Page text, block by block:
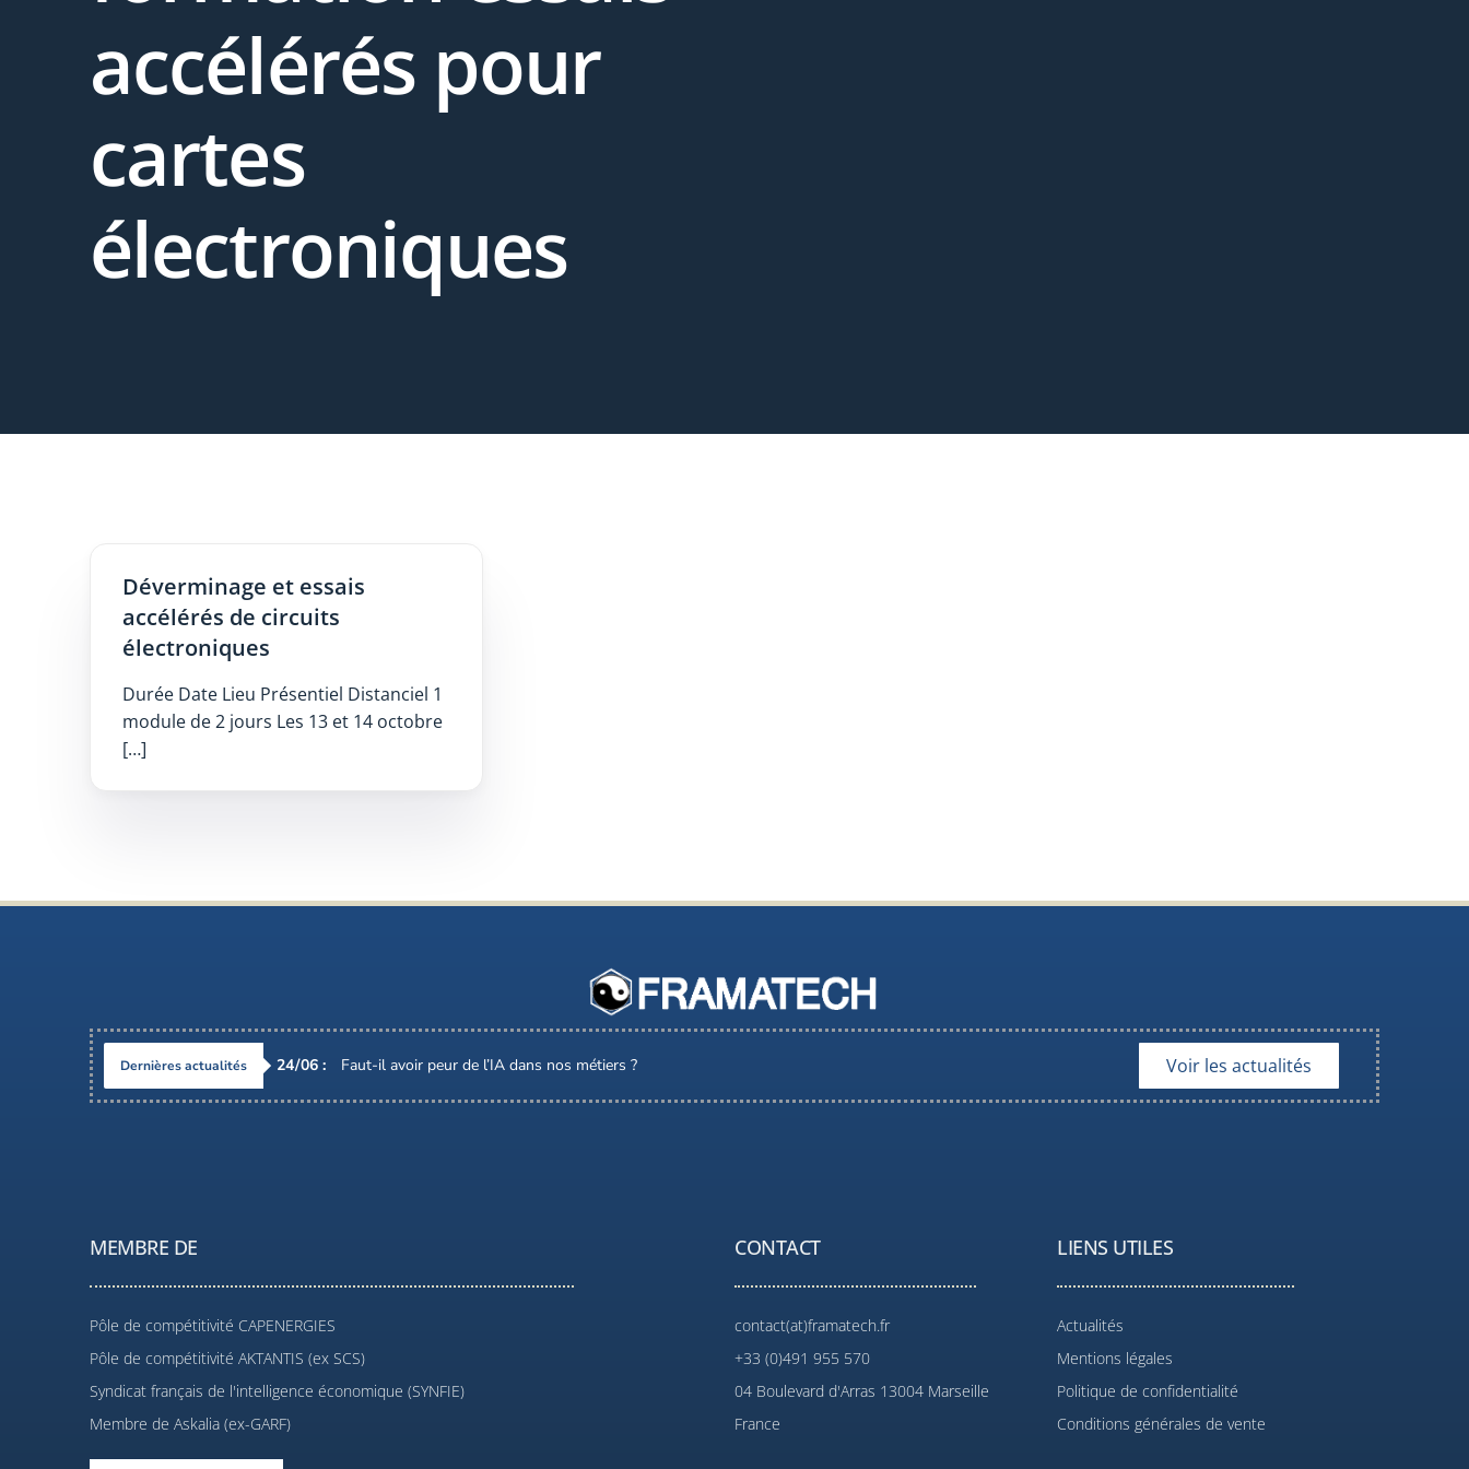
accélérés pour
cartes
électroniques
Déverminage et essais
accélérés de circuits
électroniques
Durée Date Lieu Présentiel Distanciel 1
module de 2 jours Les 13 et 14 octobre
[…]
Dernières actualités 24/06 : Faut-il avoir peur de l’IA dans nos métiers ? Voir les actualités
MEMBRE DE
Pôle de compétitivité CAPENERGIES
Pôle de compétitivité AKTANTIS (ex SCS)
Syndicat français de l'intelligence économique (SYNFIE)
Membre de Askalia (ex-GARF)
CONTACT
contact(at)framatech.fr
+33 (0)491 955 570
04 Boulevard d'Arras 13004 Marseille
France
LIENS UTILES
Actualités
Mentions légales
Politique de confidentialité
Conditions générales de vente